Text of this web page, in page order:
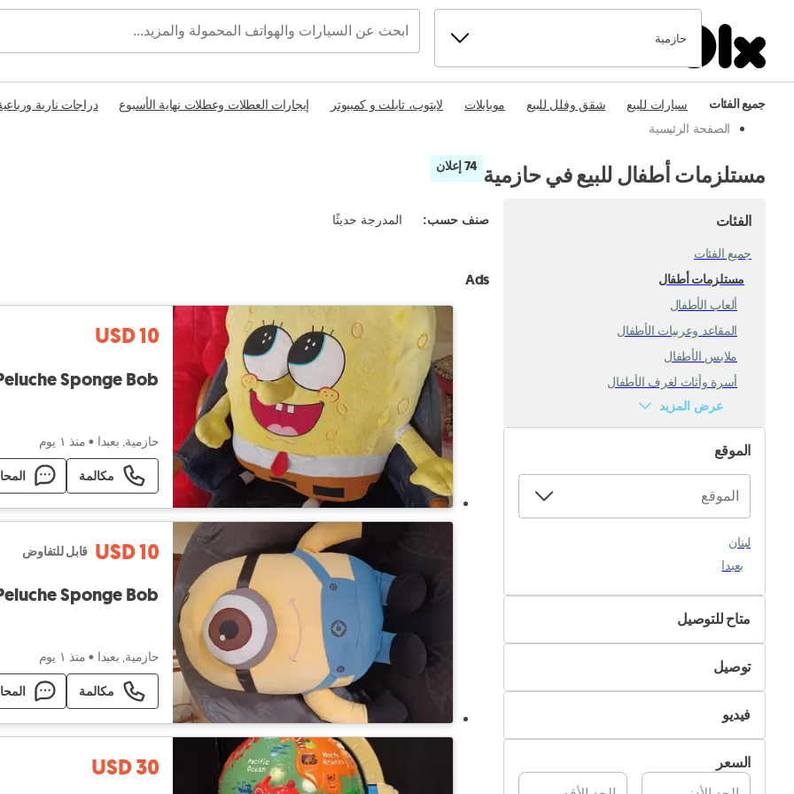
حازمية
جميع الفئات سيارات للبيع شقق وفلل للبيع موبايلات لابتوب، تابلت و كمبيوتر إيجارات العطلات وعطلات نهاية الأسبوع دراجات نارية
الصفحة الرئيسية
مستلزمات أطفال للبيع في حازمية 74 إعلان
الفئات
جميع الفئات
مستلزمات أطفال
ألعاب الأطفال
المقاعد وعربيات الأطفال
ملابس الأطفال
أسرة وأثاث لغرف الأطفال
عرض المزيد
الموقع
لبنان
بعبدا
متاح للتوصيل
لا
نعم
توصيل
التسليم الذاتي
تسليم Pik&Dropفيديو
غير متوفر
متوفرالسعر
صنف حسب: المدرجة حديثًا
Ads
USD 10
Sponge Bob
حازمية, بعبدا • منذ ١ يوم
مكالمة
USD 10 قابل للتفاوض
Sponge Bob
حازمية, بعبدا • منذ ١ يوم
مكالمة
USD 30